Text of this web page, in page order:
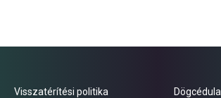
Visszatérítési politika
Dögcédula